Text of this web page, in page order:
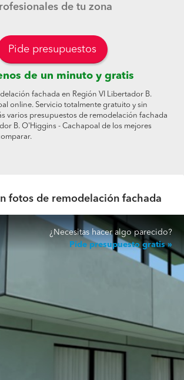
de tu zona
Pide presupuestos
de un minuto y gratis
fachada en Región VI Libertador B.
online. Servicio totalmente gratuito y sin
varios presupuestos de remodelación fachada
B. O'Higgins - Cachapoal de los mejores
fotos de remodelación fachada
¿Necesitas hacer algo parecido?
Pide presupuesto gratis